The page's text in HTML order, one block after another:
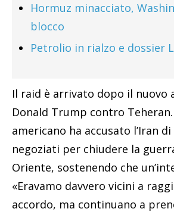
Hormuz minacciato,
blocco
Petrolio in rialzo e dossier
Il raid è arrivato dopo il nuovo
Donald Trump contro
americano ha accusato l’Iran
negoziati per chiudere la
Oriente, sostenendo che
«Eravamo davvero vicini a
accordo, ma continuano a